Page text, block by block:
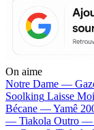
On aime
Notre Dame —
Soolking Laisse
Bécane —Yamê
— Tiakola Outro —